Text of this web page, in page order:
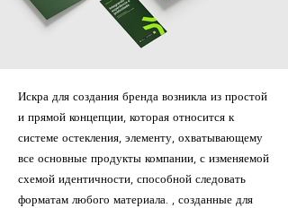
Искра для создания бренда возникла из простой
и прямой концепции, которая относится к
системе остекления, элементу, охватывающему
все основные продукты компании, с изменяемой
схемой идентичности, способной следовать
форматам любого материала. , созданные для